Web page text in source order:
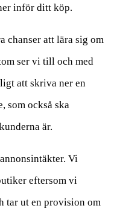
inför ditt köp.
chanser att lära sig om
ser vi till och med
att skriva ner en
som också ska
är.
Vi
eftersom vi
tar ut en provision om